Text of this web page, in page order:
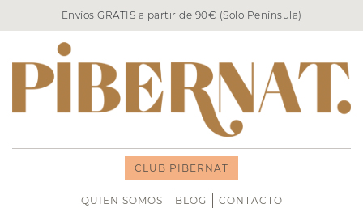
Envíos GRATIS a partir de 90€ (Solo Península)
CLUB PIBERNAT
QUIEN SOMOS BLOG CONTACTO